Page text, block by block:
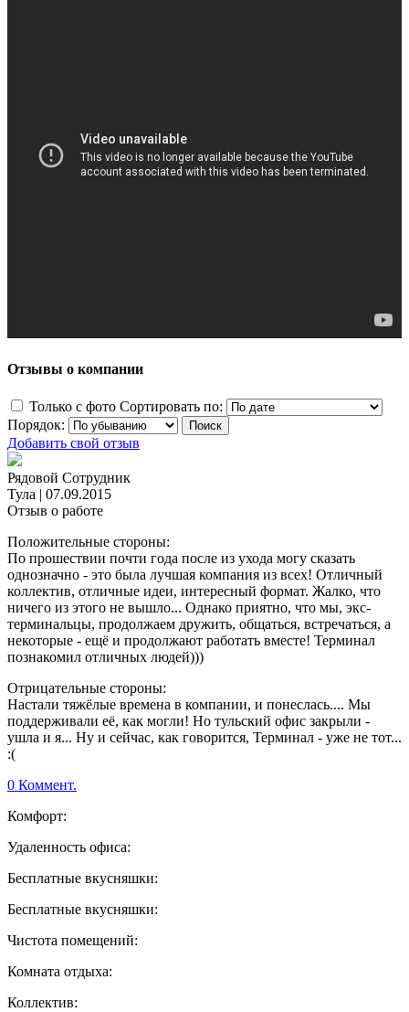
Отзывы о компании
Только с фото Сортировать по:
Порядок:
Добавить свой отзыв
Рядовой Сотрудник
Тула | 07.09.2015
Отзыв о работе
Положительные стороны:
По прошествии почти года после из ухода могу сказать
однозначно - это была лучшая компания из всех! Отличный
коллектив, отличные идеи, интересный формат. Жалко, что
ничего из этого не вышло... Однако приятно, что мы, экс-
терминальцы, продолжаем дружить, общаться, встречаться, а
некоторые - ещё и продолжают работать вместе! Терминал
познакомил отличных людей)))
Отрицательные стороны:
Настали тяжёлые времена в компании, и понеслась.... Мы
поддерживали её, как могли! Но тульский офис закрыли -
ушла и я... Ну и сейчас, как говорится, Терминал - уже не тот...
:(
0 Коммент.
Комфорт:
Удаленность офиса:
Бесплатные вкусняшки:
Бесплатные вкусняшки:
Чистота помещений:
Комната отдыха:
Коллектив: